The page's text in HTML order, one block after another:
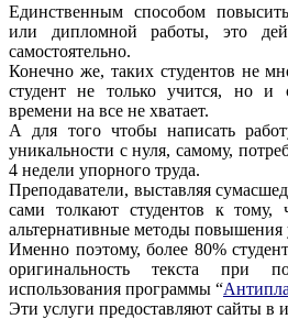
Единственным способом
или дипломной работы, это
самостоятельно.
Конечно же, таких студентов не
студент не только учится, но и
времени на все не хватает.
А для того чтобы написать
уникальности с нуля, самому,
4 недели упорного труда.
Преподаватели, выставляя
сами толкают студентов к тому,
альтернативные методы повышения
Именно поэтому, более 80%
оригинальность текста при
использования программы “
Эти услуги предоставляют сайты в